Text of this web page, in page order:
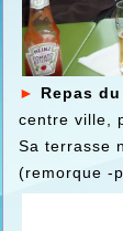
► Repas
centre ville,
Sa terrasse
(remorque -